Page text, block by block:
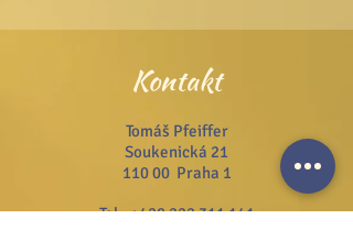
Kontakt
Tomáš Pfeiffer
Soukenická 21
110 00 Praha 1
Tel.:+420 222 311 141